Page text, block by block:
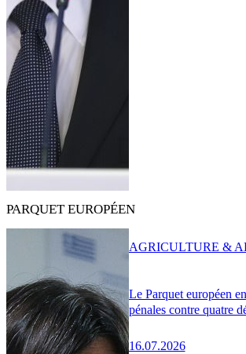
PARQUET EUROPÉEN
Le Parquet européen
pénales contre quatre
16.07.2026
AGRICULTURE &